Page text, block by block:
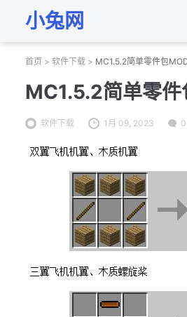
小兔网
首页 > 软件下载 > MC1.5.2简单零件包
MC1.5.2简单零
软件下载 1月 09, 2023 0